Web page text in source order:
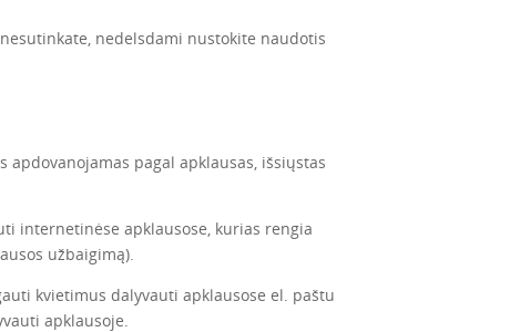
nedelsdami nustokite naudotis
pagal apklausas, išsiųstas
internetinėse apklausose, kurias rengia
užbaigimą).
kvietimus dalyvauti apklausose el. paštu
apklausoje.